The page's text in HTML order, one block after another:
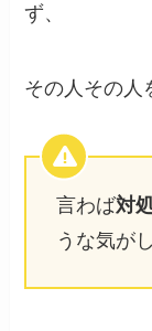
ず、
その人その人
言わば対
うな気が